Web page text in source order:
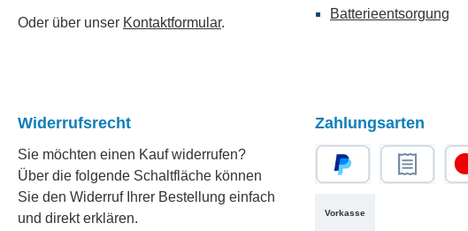
Oder über unser Kontaktformular.
Batterieentsorgung
Widerrufsrecht
Sie möchten einen Kauf widerrufen?
Über die folgende Schaltfläche können
Sie den Widerruf Ihrer Bestellung einfach
und direkt erklären.
Zahlungsarten
Vorkasse